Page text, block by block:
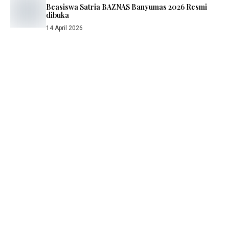
Beasiswa Satria BAZNAS Banyumas 2026 Resmi
dibuka
14 April 2026